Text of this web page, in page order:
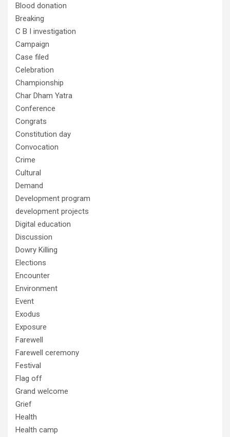
Blood donation
Breaking
C B I investigation
Campaign
Case filed
Celebration
Championship
Char Dham Yatra
Conference
Congrats
Constitution day
Convocation
Crime
Cultural
Demand
Development program
development projects
Digital education
Discussion
Dowry Killing
Elections
Encounter
Environment
Event
Exodus
Exposure
Farewell
Farewell ceremony
Festival
Flag off
Grand welcome
Grief
Health
Health camp